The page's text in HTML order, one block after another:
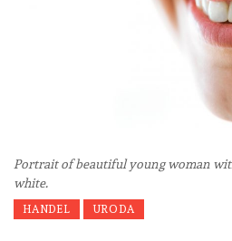
Portrait of beautiful young woman
white.
HANDEL URODA